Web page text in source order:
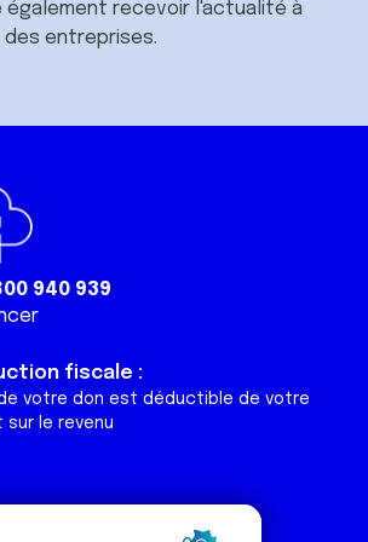
également recevoir l'actualité à
entreprises.
940 939
fiscale :
de votre don est déductible de votre
sur le revenu